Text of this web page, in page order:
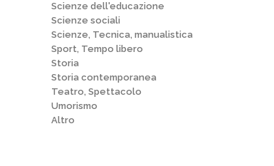
Scienze dell'educazione
Scienze sociali
Scienze, Tecnica, manualistica
Sport, Tempo libero
Storia
Storia contemporanea
Teatro, Spettacolo
Umorismo
Altro